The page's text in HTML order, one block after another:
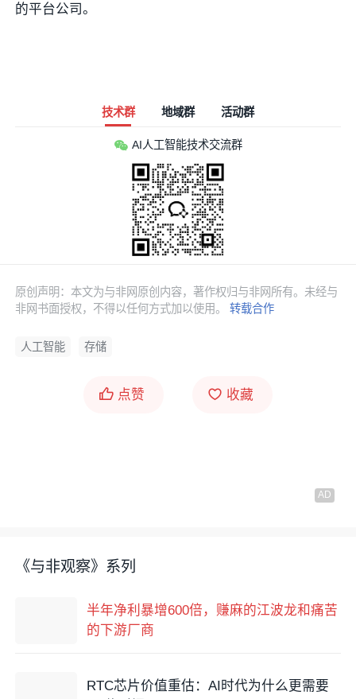
的平台公司。
技术群 地域群 活动群
AI人工智能技术交流群
原创声明：本文为与非网原创内容，著作权归与非网所有。未经与
非网书面授权，不得以任何方式加以使用。转载合作
人工智能 存储
点赞 收藏
《与非观察》系列
半年净利暴增600倍，赚麻的江波龙和痛苦
的下游厂商
RTC芯片价值重估：AI时代为什么更需要